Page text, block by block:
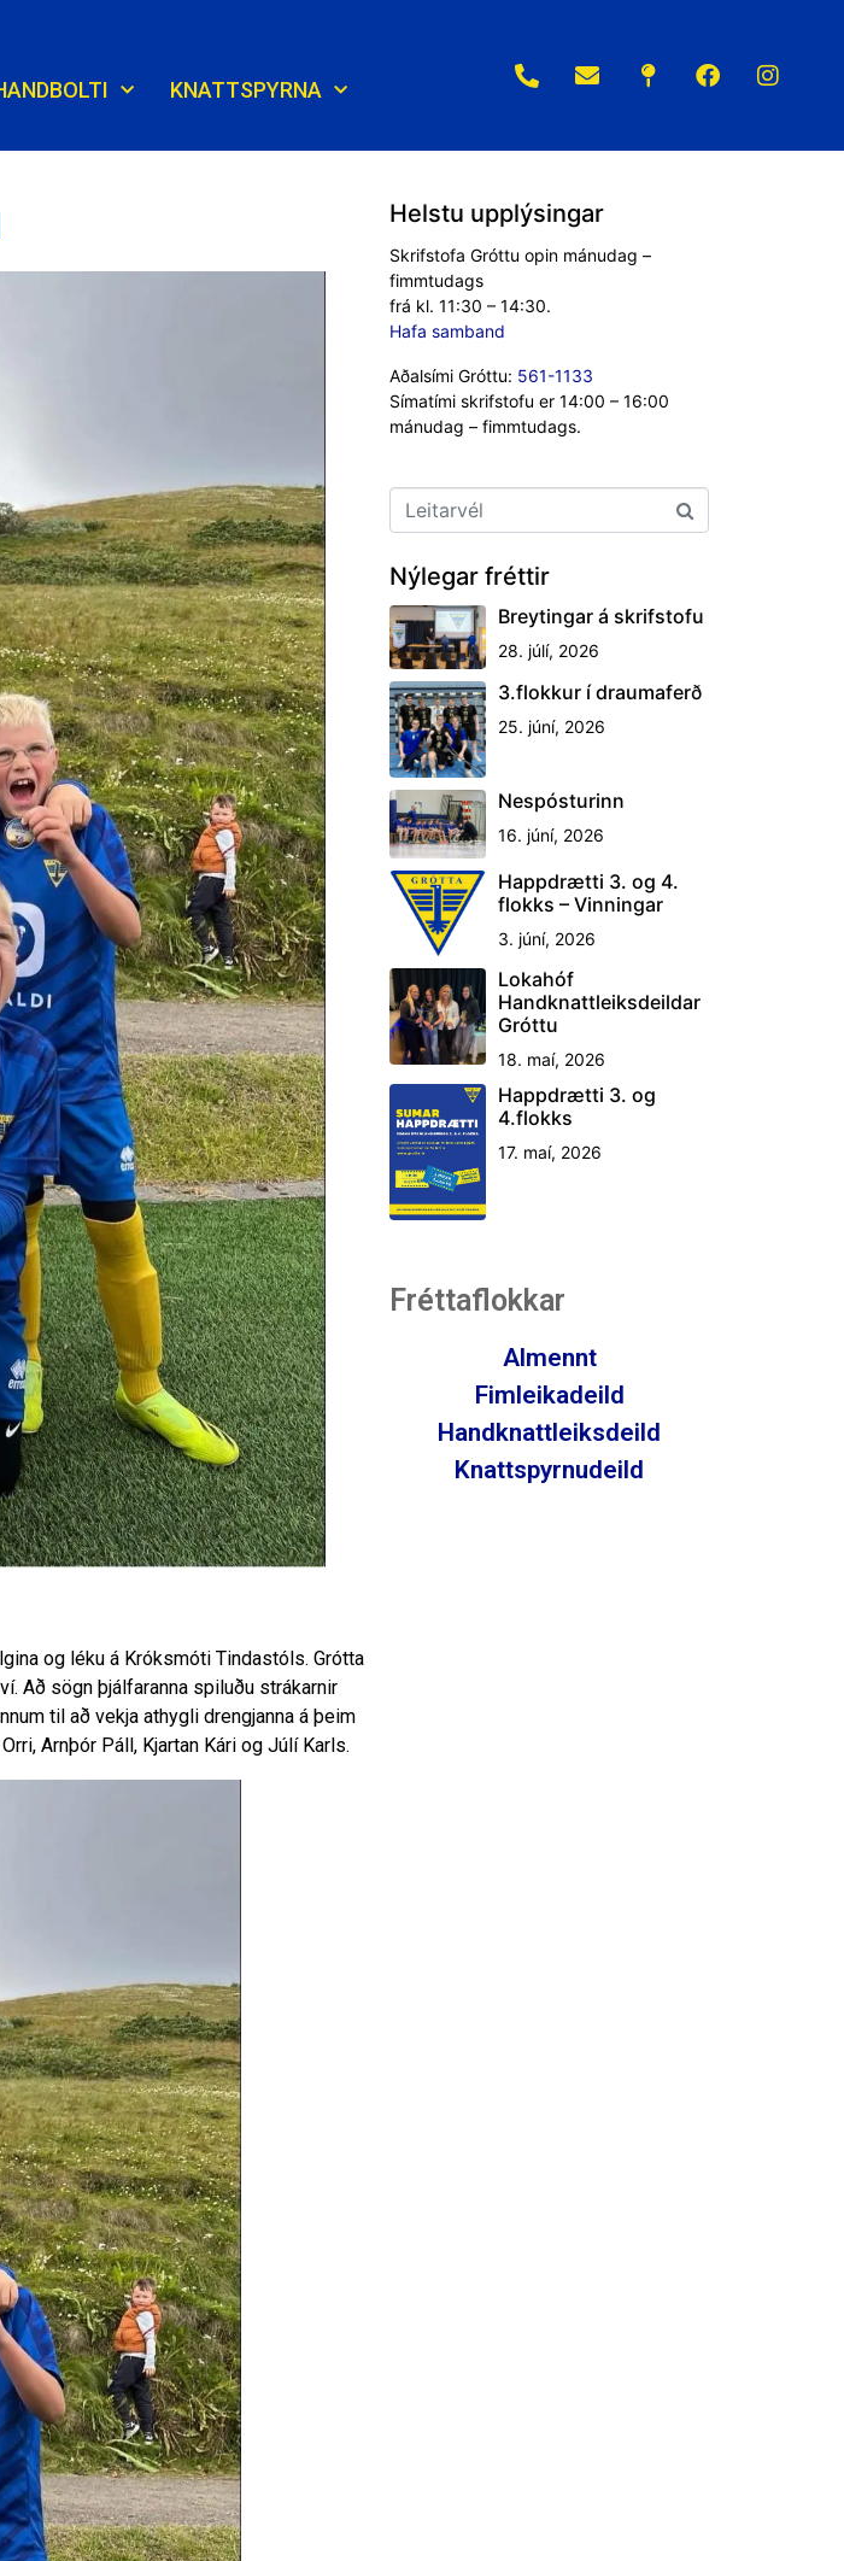
KNATTSPYRNA
og léku á Króksmóti Tindastóls. Grótta
Að sögn þjálfaranna spiluðu strákarnir
til að vekja athygli drengjanna á þeim
Arnþór Páll, Kjartan Kári og Júlí Karls.
Helstu upplýsingar
Skrifstofa Gróttu opin mánudag –
fimmtudags
frá kl. 11:30 – 14:30.
Hafa samband
Aðalsími Gróttu: 561-1133
Símatími skrifstofu er 14:00 – 16:00
mánudag – fimmtudags.
Nýlegar fréttir
Breytingar á skrifstofu
28. júlí, 2026
3.flokkur í draumaferð
25. júní, 2026
Nespósturinn
16. júní, 2026
Happdrætti 3. og 4.
flokks – Vinningar
3. júní, 2026
Lokahóf
Handknattleiksdeildar
Gróttu
18. maí, 2026
Happdrætti 3. og
4.flokks
17. maí, 2026
Fréttaflokkar
Almennt
Fimleikadeild
Handknattleiksdeild
Knattspyrnudeild